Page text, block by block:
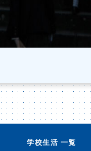
学校生活 一覧